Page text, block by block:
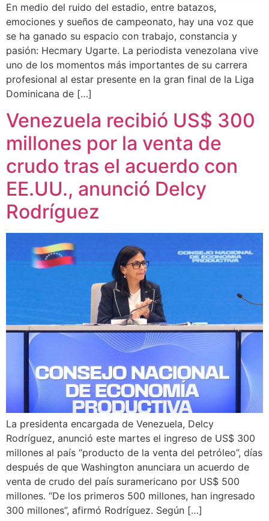
En medio del ruido del estadio, entre batazos,
emociones y sueños de campeonato, hay una voz que
se ha ganado su espacio con trabajo, constancia y
pasión: Hecmary Ugarte. La periodista venezolana vive
uno de los momentos más importantes de su carrera
profesional al estar presente en la gran final de la Liga
Dominicana de […]
Venezuela recibió US$ 300
millones por la venta de
crudo tras el acuerdo con
EE.UU., anunció Delcy
Rodríguez
La presidenta encargada de Venezuela, Delcy
Rodríguez, anunció este martes el ingreso de US$ 300
millones al país “producto de la venta del petróleo”, días
después de que Washington anunciara un acuerdo de
venta de crudo del país suramericano por US$ 500
millones. “De los primeros 500 millones, han ingresado
300 millones”, afirmó Rodríguez. Según […]